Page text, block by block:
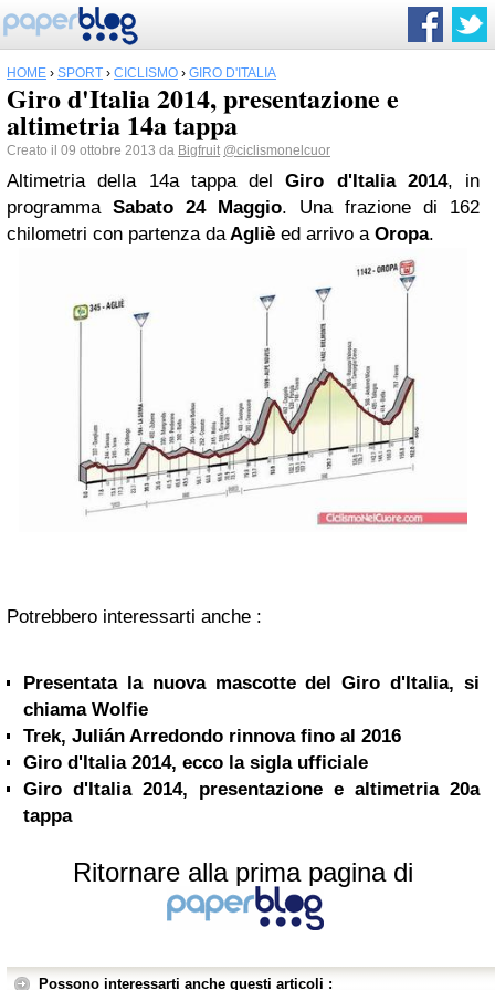
HOME › SPORT › CICLISMO › GIRO D'ITALIA
Giro d'Italia 2014, presentazione e
altimetria 14a tappa
Creato il 09 ottobre 2013 da Bigfruit @ciclismonelcuor
Altimetria della 14a tappa delGiro d'Italia2014, in
programma Sabato 24 Maggio. Una frazione di 162
chilometri con partenza daAgliè ed arrivo aOropa.
Potrebbero interessarti anche :
Presentata la nuova mascotte del Giro d'Italia, si
chiama Wolfie
Trek, Julián Arredondo rinnova fino al 2016
Giro d'Italia 2014, ecco la sigla ufficiale
Giro d'Italia 2014, presentazione e altimetria 20a
tappa
Ritornare alla prima pagina di
Possono interessarti anche questi articoli :